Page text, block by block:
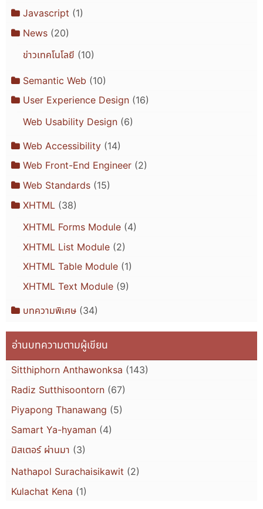
Javascript (1)
News(20)
ข่าวเทคโนโลยี (10)
Semantic Web (10)
User Experience Design(16)
Web Usability Design(6)
Web Accessibility(14)
Web Front-End Engineer(2)
Web Standards(15)
XHTML (38)
XHTML Forms Module(4)
XHTML List Module(2)
XHTML Table Module(1)
XHTML Text Module(9)
บทความพิเศษ(34)
อ่านบทความตามผู้เขียน
Sitthiphorn Anthawonksa (143)
Radiz Sutthisoontorn (67)
Piyapong Thanawang (5)
Samart Ya-hyaman (4)
มิสเตอร์ ผ่านมา (3)
Nathapol Surachaisikawit (2)
Kulachat Kena (1)